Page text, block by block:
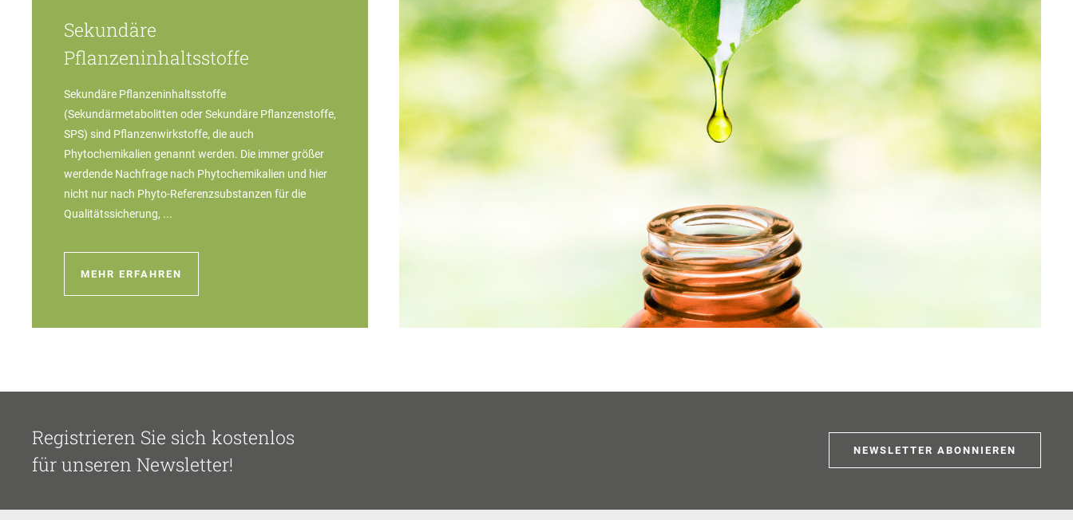
Sekundäre
Pflanzeninhaltsstoffe
Sekundäre Pflanzeninhaltsstoffe
(Sekundärmetabolitten oder Sekundäre Pflanzenstoffe,
SPS) sind Pflanzenwirkstoffe, die auch
Phytochemikalien genannt werden. Die immer größer
werdende Nachfrage nach Phytochemikalien und hier
nicht nur nach Phyto-Referenzsubstanzen für die
Qualitätssicherung, ...
MEHR ERFAHREN
Registrieren Sie sich kostenlos
für unseren Newsletter!
NEWSLETTER ABONNIEREN